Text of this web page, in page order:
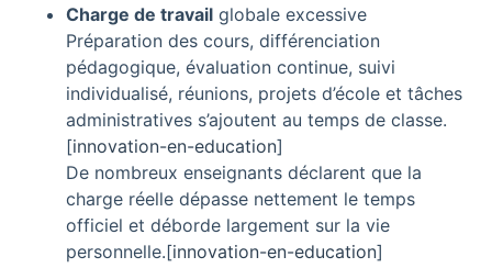
Charge de travail globale excessive
Préparation des cours, différenciation
pédagogique, évaluation continue, suivi
individualisé, réunions, projets d’école et tâches
administratives s’ajoutent au temps de classe.
[innovation-en-education]​
De nombreux enseignants déclarent que la
charge réelle dépasse nettement le temps
officiel et déborde largement sur la vie
personnelle.[innovation-en-education]​